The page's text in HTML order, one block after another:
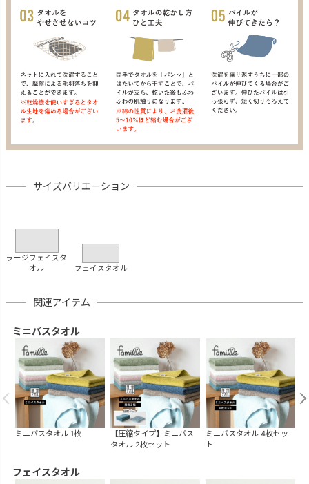
サイズバリエーション
ラージフェイスタ
オル
フェイスタオル
関連アイテム
ミニバスタオル
ミニバスタオル 1枚
【圧縮タイプ】ミニバス
タオル 2枚セット
ミニバスタオル 4枚セッ
ト
フェイスタオル